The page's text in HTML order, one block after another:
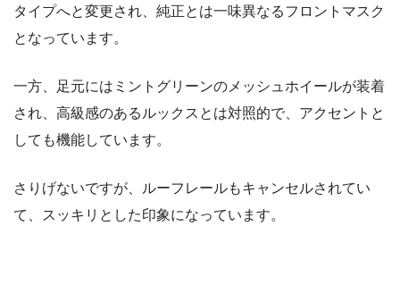
タイプへと変更され、純正とは一味異なるフロントマスク
となっています。
一方、足元にはミントグリーンのメッシュホイールが装着
され、高級感のあるルックスとは対照的で、アクセントと
しても機能しています。
さりげないですが、ルーフレールもキャンセルされてい
て、スッキリとした印象になっています。